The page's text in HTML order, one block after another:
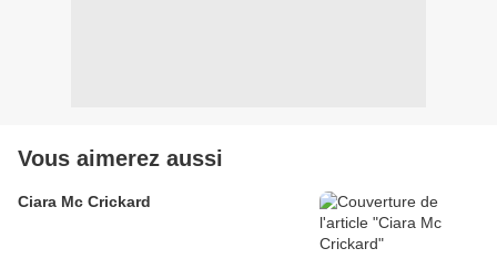
Vous aimerez aussi
Ciara Mc Crickard